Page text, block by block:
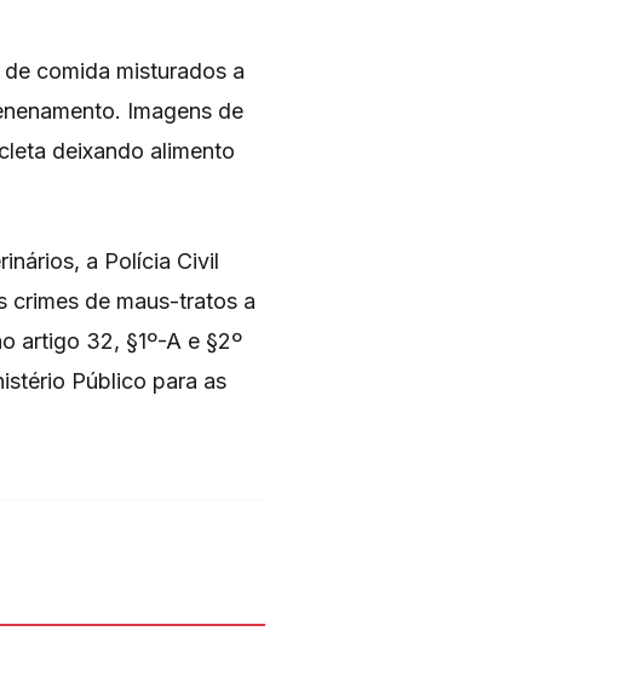
comida misturados a
Imagens de
deixando alimento
a Polícia Civil
crimes de maus-tratos a
artigo 32, §1º-A e §2º
Público para as